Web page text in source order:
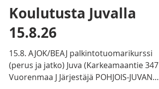
Suur-Savon ajokoiramiehet Ry
2 päivää sitten
1 min käytetty lukemiseen
Koulutusta Juvalla
15.8.26
15.8. AJOK/BEAJ palkintotuomarikurssi